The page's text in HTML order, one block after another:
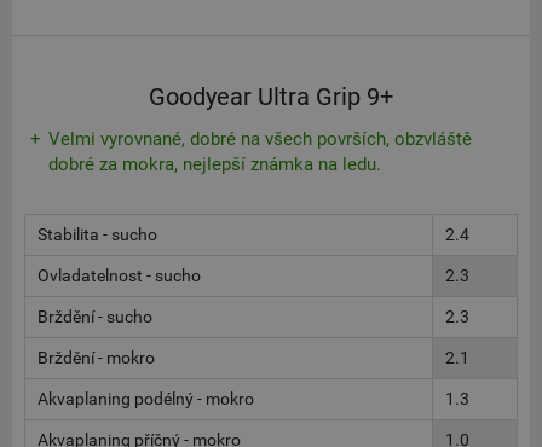
Goodyear Ultra Grip 9+
Velmi vyrovnané, dobré na všech površích, obzvláště
dobré za mokra, nejlepší známka na ledu.
Stabilita - sucho 2.4
Ovladatelnost - sucho 2.3
Brždění - sucho 2.3
Brždění - mokro 2.1
Akvaplaning podélný - mokro 1.3
Akvaplaning příčný - mokro 1.0